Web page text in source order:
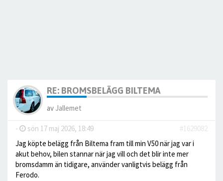
RE: BROMSBELÄGG BILTEMA
av Jallemet
- sön 17 maj 2026, 18:49
#1629082
Jag köpte belägg från Biltema fram till min V50 när jag var i
akut behov, bilen stannar när jag vill och det blir inte mer
bromsdamm än tidigare, använder vanligtvis belägg från
Ferodo.